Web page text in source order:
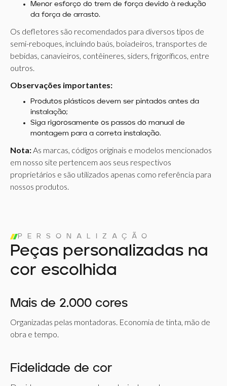
Menor esforço do trem de força devido à redução
da força de arrasto.
Os defletores são recomendados para diversos tipos de
semi-reboques, incluindo baús, boiadeiros, transportes de
bebidas, canavieiros, contêineres, siders, frigoríficos, entre
outros.
Observações importantes:
Produtos plásticos devem ser pintados antes da
instalação;
Siga rigorosamente os passos do manual de
montagem para a correta instalação.
Nota:As marcas, códigos originais e modelos mencionados
em nosso site pertencem aos seus respectivos
proprietários e são utilizados apenas como referência para
nossos produtos.
PERSONALIZAÇÃO
Peças personalizadas na
cor escolhida
Mais de 2.000 cores
Organizadas pelas montadoras. Economia de tinta, mão de
obra e tempo.
Fidelidade de cor